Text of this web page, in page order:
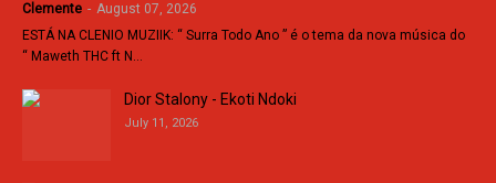
Clemente - August 07, 2026
ESTÁ NA CLENIO MUZIIK: “ Surra Todo Ano ” é o tema da nova música do
“ Maweth THC ft N…
Dior Stalony - Ekoti Ndoki
July 11, 2026